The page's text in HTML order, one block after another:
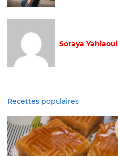
Soraya Yahiaoui
Recettes populaires